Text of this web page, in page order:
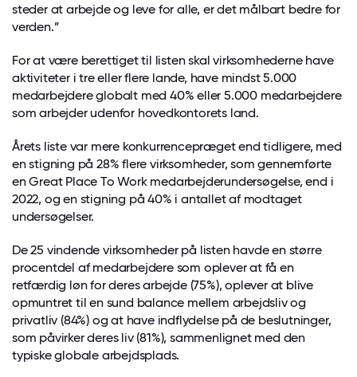
steder at arbejde og leve for alle, er det målbart bedre for
verden.”
For at være berettiget til listen skal virksomhederne have
aktiviteter i tre eller flere lande, have mindst 5.000
medarbejdere globalt med 40% eller 5.000 medarbejdere
som arbejder udenfor hovedkontorets land.
Årets liste var mere konkurrencepræget end tidligere, med
en stigning på 28% flere virksomheder, som gennemførte
en Great Place To Work medarbejderundersøgelse, end i
2022, og en stigning på 40% i antallet af modtaget
undersøgelser.
De 25 vindende virksomheder på listen havde en større
procentdel af medarbejdere som oplever at få en
retfærdig løn for deres arbejde (75%), oplever at blive
opmuntret til en sund balance mellem arbejdsliv og
privatliv (84%) og at have indflydelse på de beslutninger,
som påvirker deres liv (81%), sammenlignet med den
typiske globale arbejdsplads.